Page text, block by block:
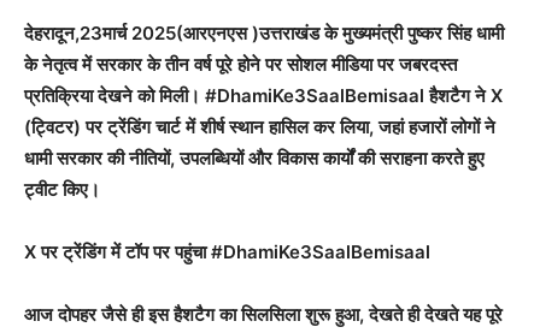
देहरादून,23मार्च 2025(आरएनएस )उत्तराखंड के मुख्यमंत्री पुष्कर सिंह धामी
के नेतृत्व में सरकार के तीन वर्ष पूरे होने पर सोशल मीडिया पर जबरदस्त
प्रतिक्रिया देखने को मिली। #DhamiKe3SaalBemisaal हैशटैग ने X
(ट्विटर) पर ट्रेंडिंग चार्ट में शीर्ष स्थान हासिल कर लिया, जहां हजारों लोगों ने
धामी सरकार की नीतियों, उपलब्धियों और विकास कार्यों की सराहना करते हुए
ट्वीट किए।
X पर ट्रेंडिंग में टॉप पर पहुंचा #DhamiKe3SaalBemisaal
आज दोपहर जैसे ही इस हैशटैग का सिलसिला शुरू हुआ, देखते ही देखते यह पूरे